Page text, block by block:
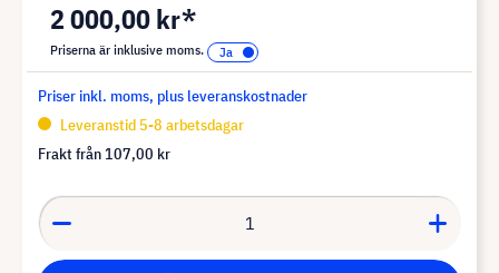
2 000,00 kr*
Priserna är inklusive moms.
Priser inkl. moms, plus leveranskostnader
Leveranstid 5-8 arbetsdagar
Frakt från 107,00 kr